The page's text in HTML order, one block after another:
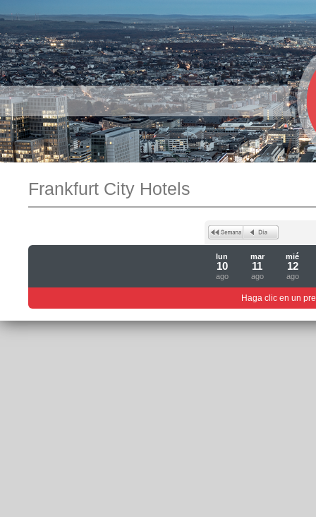
Frankfurt City Hotels
lun
10
ago
mar
11
ago
mié
12
ago
Haga clic en un